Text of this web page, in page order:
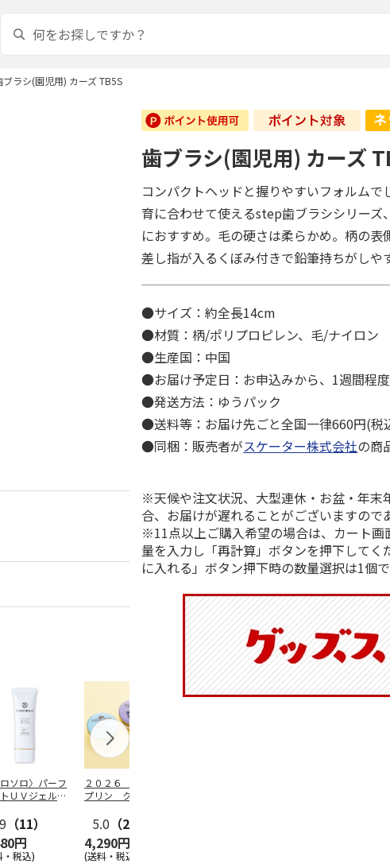
ブラシ(園児用) カーズ TB5S
ロソロ〉パーフ
トＵＶジェル
（11）
円
・税込)
２０２６ ポムポム
プリン クッション
個セ…
5.0 （2）
4,290円
(送料・税込)
歯ブラシ(園児用) カーズ
コンパクトヘッドと握りやすいフォルム
育に合わせて使えるstep歯ブラシシリー
におすすめ。毛の硬さは柔らかめ。柄の
差し指が入るくぼみ付きで鉛筆持ちがしや
●サイズ：約全長14cm
●材質：柄/ポリプロピレン、毛/ナイロン
●生産国：中国
●お届け予定日：お申込みから、1週間程度
●発送方法：ゆうパック
●送料等：お届け先ごと全国一律660円(税
●同梱：販売者がスケーター株式会社の商
※天候や注文状況、大型連休・お盆・年末
合、お届けが遅れることがございますので
※11点以上ご購入希望の場合は、カート
量を入力し「再計算」ボタンを押下してく
に入れる」ボタン押下時の数量選択は1個で